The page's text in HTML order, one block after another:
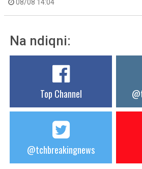
08/08 14:04
Na ndiqni:
Top Channel
@tchbreakingnews